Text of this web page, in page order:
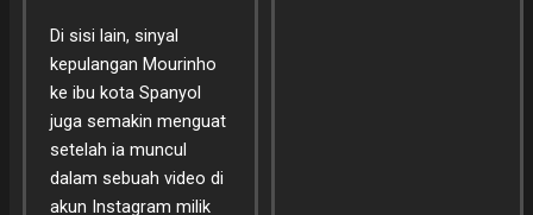
Di sisi lain, sinyal
kepulangan Mourinho
ke ibu kota Spanyol
juga semakin menguat
setelah ia muncul
dalam sebuah video di
akun Instagram milik